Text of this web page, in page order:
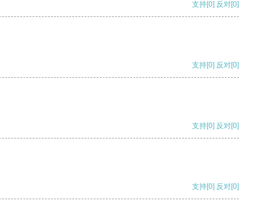
支持[0] 反对[0]
支持[0] 反对[0]
支持[0] 反对[0]
支持[0] 反对[0]